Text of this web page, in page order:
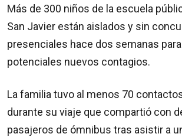
Más de 300 niños de la escuela
San Javier están aislados y sin
presenciales hace dos semanas
potenciales nuevos contagios.
La familia tuvo al menos 70
durante su viaje que compartió con
pasajeros de ómnibus tras asistir a